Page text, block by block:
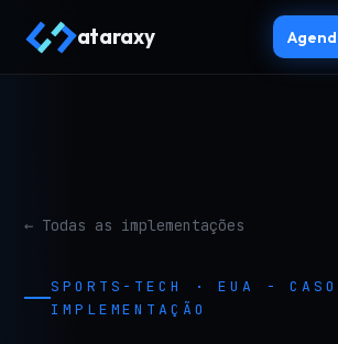
ataraxy
← Todas as implementações
SPORTS-TECH · EUA -
IMPLEMENTAÇÃO